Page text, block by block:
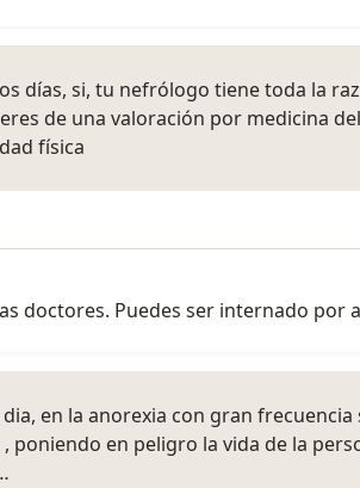
días, si, tu nefrólogo tiene toda la
de una valoración por medicina
física
doctores. Puedes ser internado
dia, en la anorexia con gran
poniendo en peligro la vida de la